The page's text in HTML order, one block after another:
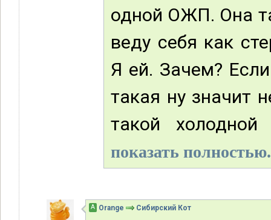
одной ОЖП. Она
веду себя как
Я ей. Зачем?
такая ну значит
такой
показать
А Orange Сибирский Кот